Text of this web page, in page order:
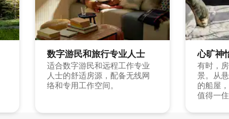
数字游民和旅行专业人士
适合数字游民和远程工作专业
人士的舒适房源，配备无线网
络和专用工作空间。
心旷神
有时，
景。从
的船屋
值得一住